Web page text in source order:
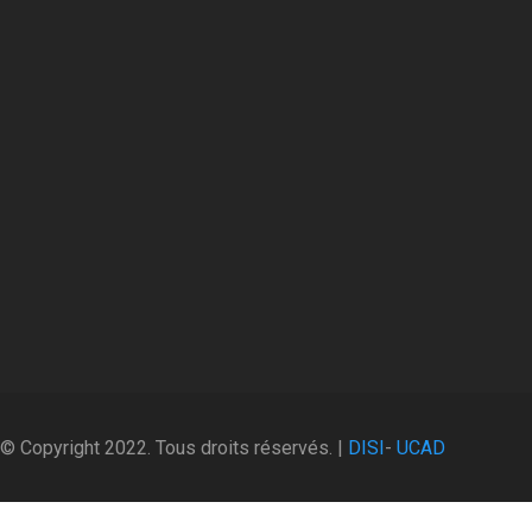
© Copyright 2022. Tous droits réservés. | DISI- UCAD